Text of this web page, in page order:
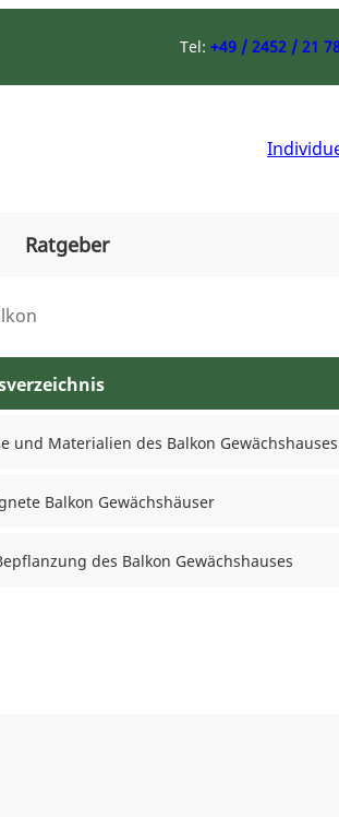
Tel: +49 / 2452 / 21
Ratgeber
und Materialien des Balkon Gewächshauses
Balkon Gewächshäuser
des Balkon Gewächshauses